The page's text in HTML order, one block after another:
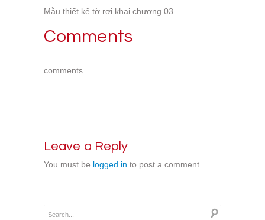
Mẫu thiết kế tờ rơi khai chương 03
Comments
comments
Leave a Reply
You must be logged in to post a comment.